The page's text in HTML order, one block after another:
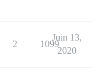
2 1099
Juin 13,
2020